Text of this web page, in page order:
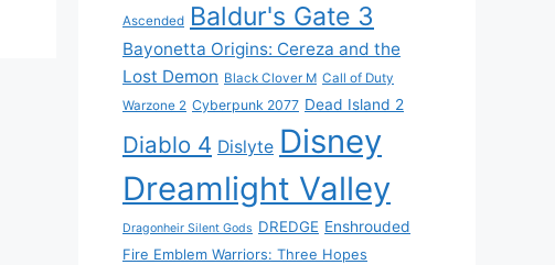
Ascended Baldur's Gate 3
Bayonetta Origins: Cereza and the
Lost Demon Black Clover M Call of Duty
Warzone 2 Cyberpunk 2077 Dead Island 2
Diablo 4 Dislyte Disney
Dreamlight Valley
Dragonheir Silent Gods DREDGE Enshrouded
Fire Emblem Warriors: Three Hopes